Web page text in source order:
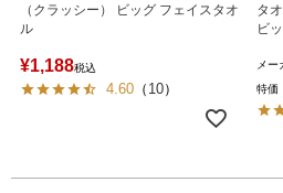
（クラッシー） ビッグ フェイスタオ
ル
¥1,188税込
4.60 （ 10）
タ
ビ
メ
特価